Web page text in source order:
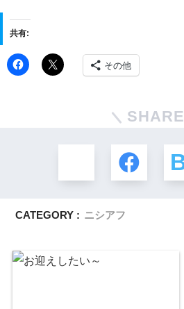
共有:
その他
SHARE
CATEGORY : ニシアフ